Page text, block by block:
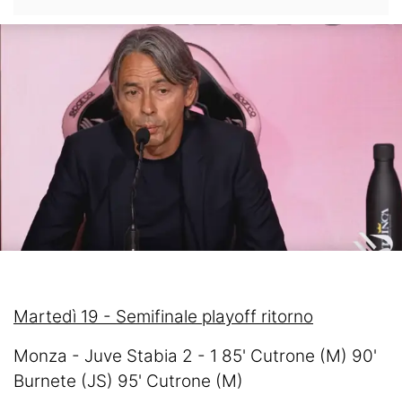
Martedì 19 - Semifinale playoff ritorno
Monza - Juve Stabia 2 - 1 85' Cutrone (M) 90'
Burnete (JS) 95' Cutrone (M)